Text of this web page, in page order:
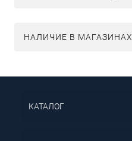
НАЛИЧИЕ В МАГАЗИНАХ
КАТАЛОГ